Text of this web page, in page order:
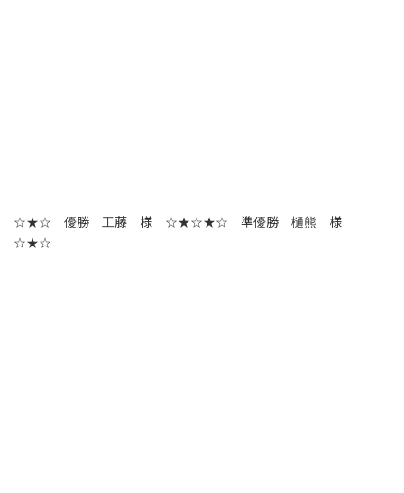
☆★☆ 優勝 工藤 様 ☆★☆★☆ 準優勝 樋熊 様
☆★☆